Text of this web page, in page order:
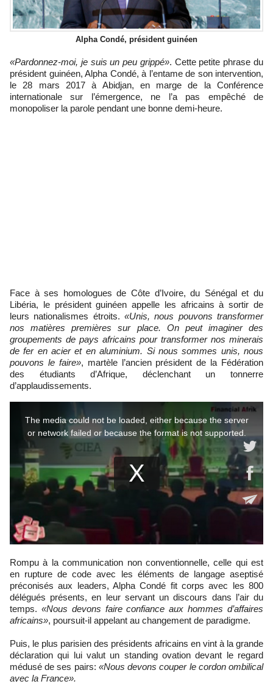
Alpha Condé, président guinéen
«Pardonnez-moi, je suis un peu grippé». Cette petite phrase du
président guinéen, Alpha Condé, à l’entame de son intervention,
le 28 mars 2017 à Abidjan, en marge de la Conférence
internationale sur l’émergence, ne l’a pas empêché de
monopoliser la parole pendant une bonne demi-heure.
Face à ses homologues de Côte d’Ivoire, du Sénégal et du
Libéria, le président guinéen appelle les africains à sortir de
leurs nationalismes étroits. «Unis, nous pouvons transformer
nos matières premières sur place. On peut imaginer des
groupements de pays africains pour transformer nos minerais
de fer en acier et en aluminium. Si nous sommes unis, nous
pouvons le faire», martèle l’ancien président de la Fédération
des étudiants d’Afrique, déclenchant un tonnerre
d’applaudissements.
Rompu à la communication non conventionnelle, celle qui est
en rupture de code avec les éléments de langage aseptisé
préconisés aux leaders, Alpha Condé fit corps avec les 800
délégués présents, en leur servant un discours dans l’air du
temps. «Nous devons faire confiance aux hommes d’affaires
africains», poursuit-il appelant au changement de paradigme.
Puis, le plus parisien des présidents africains en vint à la grande
déclaration qui lui valut un standing ovation devant le regard
médusé de ses pairs: «Nous devons couper le cordon ombilical
avec la France».